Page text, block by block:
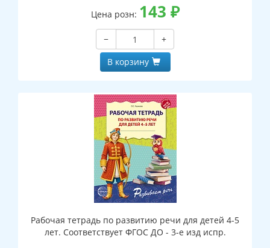
Цена розн: 143 ₽
−
+
В корзину
Рабочая тетрадь по развитию речи для детей 4-5
лет. Соответствует ФГОС ДО - 3-е изд испр.